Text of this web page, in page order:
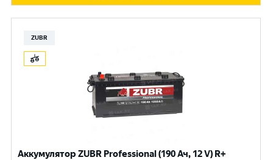
ZUBR
Аккумулятор ZUBR Professional (190 Ач, 12 V) R+